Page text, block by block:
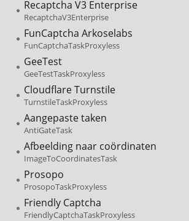
Recaptcha V3 Enterprise
RecaptchaV3Enterprise
FunCaptcha Arkoselabs
FunCaptchaTaskProxyless
GeeTest
GeeTestTaskProxyless
Cloudflare Turnstile
TurnstileTaskProxyless
Aangepaste taken
AntiGateTask
Afbeelding naar coördinaten
ImageToCoordinatesTask
Prosopo
ProsopoTaskProxyless
Friendly Captcha
FriendlyCaptchaTaskProxyless